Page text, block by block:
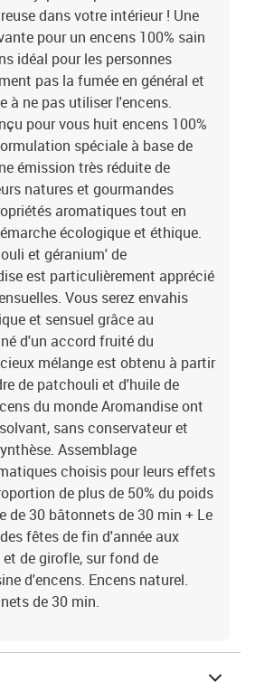
monde Aromandise ont été conçus sans
et sans produit de synthèse.
aromatiques choisis pour leurs effets
de plus de 50% du poids du bâtonnet.
30 min + Le parfum magique des fêtes de
et de girofle, sur fond de cannelle
naturel. Tube de 30 bâtonnets de 30
dans votre intérieur ! Une
pour un encens 100% sain
idéal pour les personnes
pas la fumée en général et
à ne pas utiliser l'encens.
pour vous huit encens 100%
spéciale à base de
émission très réduite de
natures et gourmandes
aromatiques tout en
écologique et éthique.
et géranium' de
est particulièrement apprécié
Vous serez envahis
et sensuel grâce au
d'un accord fruité du
mélange est obtenu à partir
de patchouli et d'huile de
du monde Aromandise ont
sans conservateur et
Assemblage
choisis pour leurs effets
de plus de 50% du poids
de 30 bâtonnets de 30 min + Le
fêtes de fin d'année aux
de girofle, sur fond de
d'encens. Encens naturel.
de 30 min.